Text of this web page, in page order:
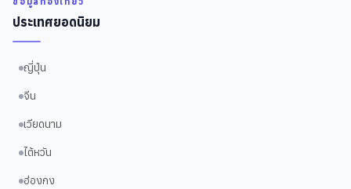
ประเทศยอดนิยม
ญี่ปุ่น
จีน
เวียดนาม
ไต้หวัน
ฮ่องกง